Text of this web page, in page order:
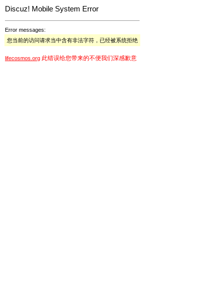
Discuz! Mobile System Error
Error messages:
您当前的访问请求当中含有非法字符，已经被系统拒绝
lifecosmos.org 此错误给您带来的不便我们深感歉意